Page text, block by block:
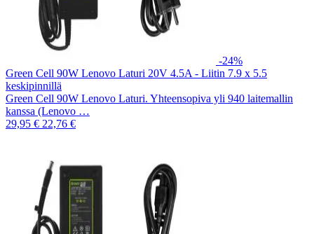
-24%
Green Cell 90W Lenovo Laturi 20V 4.5A - Liitin 7.9 x 5.5
keskipinnillä
Green Cell 90W Lenovo Laturi. Yhteensopiva yli 940 laitemallin
kanssa (Lenovo …
29,95 € 22,76 €